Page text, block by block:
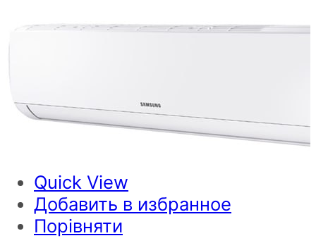
Quick View
Добавить в избранное
Порівняти